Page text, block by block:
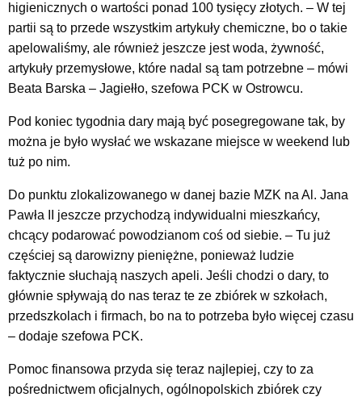
higienicznych o wartości ponad 100 tysięcy złotych. – W tej
partii są to przede wszystkim artykuły chemiczne, bo o takie
apelowaliśmy, ale również jeszcze jest woda, żywność,
artykuły przemysłowe, które nadal są tam potrzebne – mówi
Beata Barska – Jagiełło, szefowa PCK w Ostrowcu.
Pod koniec tygodnia dary mają być posegregowane tak, by
można je było wysłać we wskazane miejsce w weekend lub
tuż po nim.
Do punktu zlokalizowanego w danej bazie MZK na Al. Jana
Pawła II jeszcze przychodzą indywidualni mieszkańcy,
chcący podarować powodzianom coś od siebie. – Tu już
częściej są darowizny pieniężne, ponieważ ludzie
faktycznie słuchają naszych apeli. Jeśli chodzi o dary, to
głównie spływają do nas teraz te ze zbiórek w szkołach,
przedszkolach i firmach, bo na to potrzeba było więcej czasu
– dodaje szefowa PCK.
Pomoc finansowa przyda się teraz najlepiej, czy to za
pośrednictwem oficjalnych, ogólnopolskich zbiórek czy